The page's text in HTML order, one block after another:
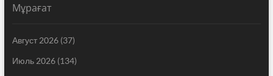
Мұрағат
Август 2026(37)
Июль 2026(134)